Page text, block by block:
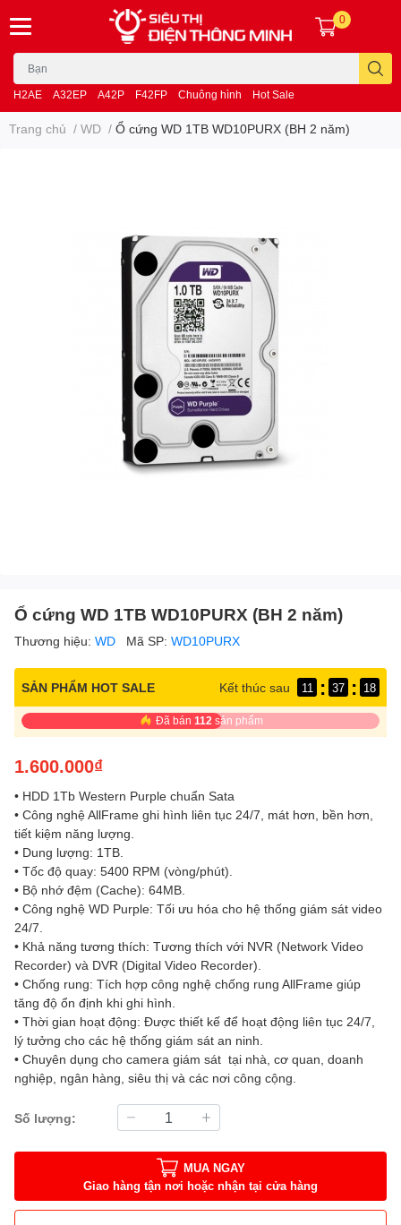
H2AE A32EP A42P F42FP Chuông hình Hot Sale
0
Trang chủ / WD / Ổ cứng WD 1TB WD10PURX (BH 2 năm)
Ổ cứng WD 1TB WD10PURX (BH 2 năm)
Thương hiệu: WD Mã SP: WD10PURX
SẢN PHẨM HOT SALE Kết thúc sau 11 : 37 : 17
Đã bán 112sản phẩm
1.600.000₫
• HDD 1Tb Western Purple chuẩn Sata
• Công nghệ AllFrame ghi hình liên tục 24/7, mát hơn, bền hơn,
tiết kiệm năng lượng.
• Dung lượng: 1TB.
• Tốc độ quay: 5400 RPM (vòng/phút).
• Bộ nhớ đệm (Cache): 64MB.
• Công nghệ WD Purple: Tối ưu hóa cho hệ thống giám sát video
24/7.
• Khả năng tương thích: Tương thích với NVR (Network Video
Recorder) và DVR (Digital Video Recorder).
• Chống rung: Tích hợp công nghệ chống rung AllFrame giúp
tăng độ ổn định khi ghi hình.
• Thời gian hoạt động: Được thiết kế để hoạt động liên tục 24/7,
lý tưởng cho các hệ thống giám sát an ninh.
• Chuyên dụng cho camera giám sát tại nhà, cơ quan, doanh
nghiệp, ngân hàng, siêu thị và các nơi công cộng.
Số lượng:
MUA NGAY
Giao hàng tận nơi hoặc nhận tại cửa hàng